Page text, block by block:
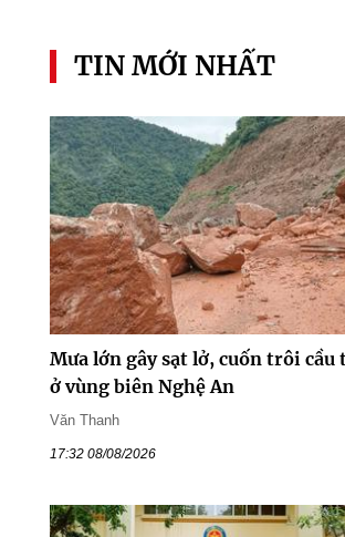
TIN MỚI NHẤT
Mưa lớn gây sạt lở, cuốn trôi cầu
ở vùng biên Nghệ An
Văn Thanh
17:32 08/08/2026